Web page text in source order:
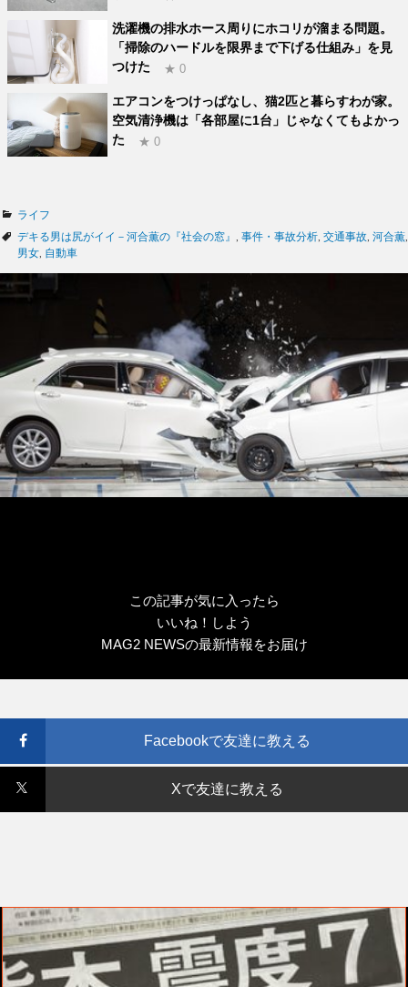
洗濯機の排水ホース周りにホコリが溜まる問題。
「掃除のハードルを限界まで下げる仕組み」を見
つけた
★ 0
エアコンをつけっぱなし、猫2匹と暮らすわが家。
空気清浄機は「各部屋に1台」じゃなくてもよかっ
た
★ 0
カ
テ
ゴ
ー
ライフ
タ
グ
デキる男は尻がイイ－河合薫の『社会の窓』 事件・事故分析 交通事故 河合薫
男女 自動車
この記事が気に入ったら
いいね！しよう
MAG2 NEWSの最新情報をお届け
Facebookで友達に教える
Xで友達に教える